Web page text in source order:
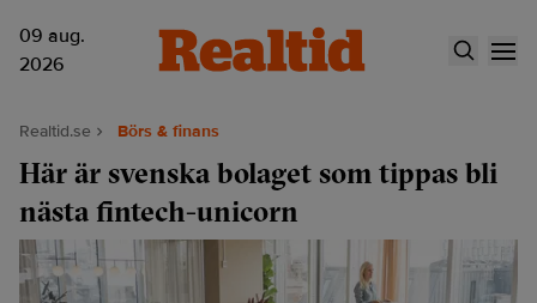
09 aug.
2026
Realtid.se Börs & finans
Här är svenska bolaget som tippas bli
nästa fintech-unicorn